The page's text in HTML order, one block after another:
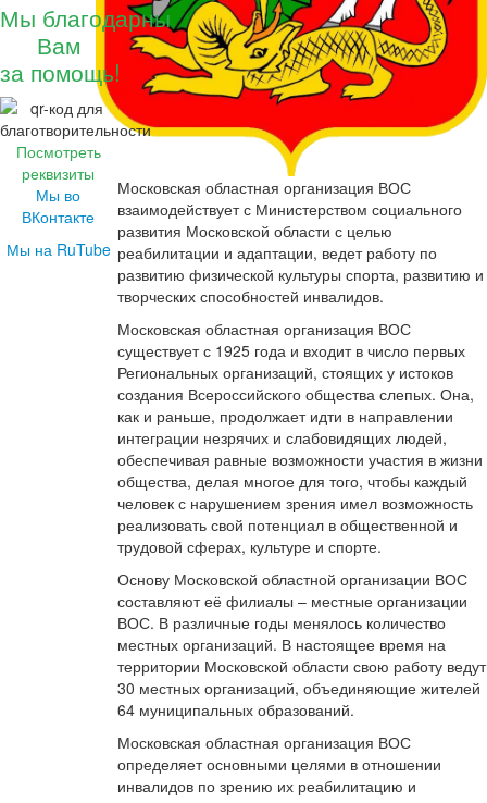
Московская областная организация ВОС
взаимодействует с Министерством социального
развития Московской области с целью
реабилитации и адаптации, ведет работу по
развитию физической культуры спорта, развитию и
творческих способностей инвалидов.
Московская областная организация ВОС
существует с 1925 года и входит в число первых
Региональных организаций, стоящих у истоков
создания Всероссийского общества слепых. Она,
как и раньше, продолжает идти в направлении
интеграции незрячих и слабовидящих людей,
обеспечивая равные возможности участия в жизни
общества, делая многое для того, чтобы каждый
человек с нарушением зрения имел возможность
реализовать свой потенциал в общественной и
трудовой сферах, культуре и спорте.
Основу Московской областной организации ВОС
составляют её филиалы – местные организации
ВОС. В различные годы менялось количество
местных организаций. В настоящее время на
территории Московской области свою работу ведут
30 местных организаций, объединяющие жителей
64 муниципальных образований.
Московская областная организация ВОС
определяет основными целями в отношении
инвалидов по зрению их реабилитацию и
Мы благодарны
Вам
за помощь!
Посмотреть
реквизиты
Мы во
ВКонтакте
Мы на RuTube